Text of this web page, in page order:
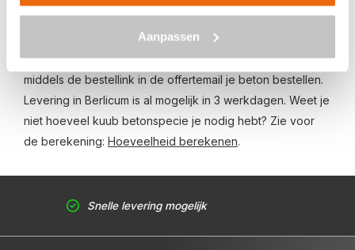
Aanpassen
type beton, de optionele keuze voor een betonpomp en
je e-mailadres in en ontvang binnen enkele seconden een
gerichte prijs per e-mail voor Berlicum. Aansluitend kun je
middels de bestellink in de offertemail je beton bestellen.
Levering in Berlicum is al mogelijk in 3 werkdagen. Weet je
niet hoeveel kuub betonspecie je nodig hebt? Zie voor
de berekening: Hoeveelheid berekenen.
Snelle levering mogelijk